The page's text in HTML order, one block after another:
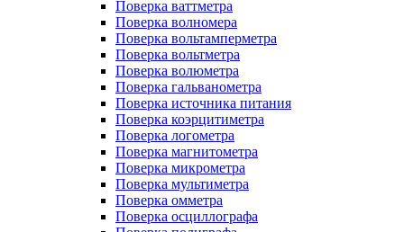
Поверка ваттметра
Поверка волномера
Поверка вольтамперметра
Поверка вольтметра
Поверка волюметра
Поверка гальванометра
Поверка источника питания
Поверка коэрцитиметра
Поверка логометра
Поверка магнитометра
Поверка микрометра
Поверка мультиметра
Поверка омметра
Поверка осциллографа